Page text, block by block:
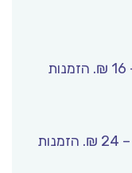
קרובה לביתך (6-9 ימי עסקים) – 16 ₪. הזמנות
שליח עד הבית (3-5 ימי עסקים) – 24 ₪. הזמנות